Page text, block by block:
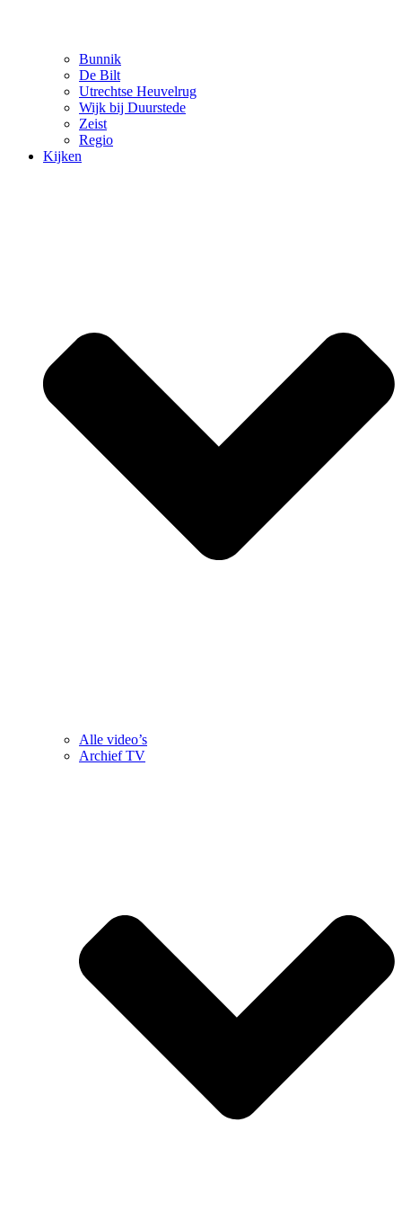
Bunnik
De Bilt
Utrechtse Heuvelrug
Wijk bij Duurstede
Zeist
Regio
Kijken
Alle video’s
Archief TV